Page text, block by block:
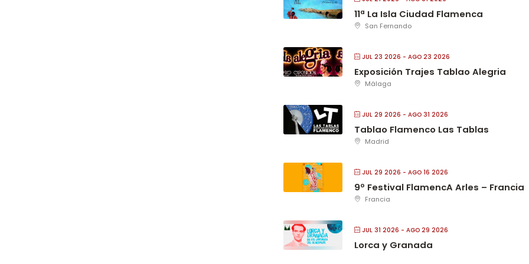
11ª La Isla Ciudad Flamenca
San Fernando
JUL 23 2026 - AGO 23 2026
Exposición Trajes Tablao Alegria
Málaga
JUL 29 2026 - AGO 31 2026
Tablao Flamenco Las Tablas
Madrid
JUL 29 2026 - AGO 16 2026
9º Festival FlamencA Arles – Francia
Francia
JUL 31 2026 - AGO 29 2026
Lorca y Granada